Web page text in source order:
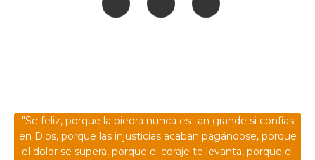
"Se feliz, porque la piedra nunca es tan grande si confías
en Dios, porque las injusticias acaban pagándose, porque
el dolor se supera, porque el coraje te levanta, porque el